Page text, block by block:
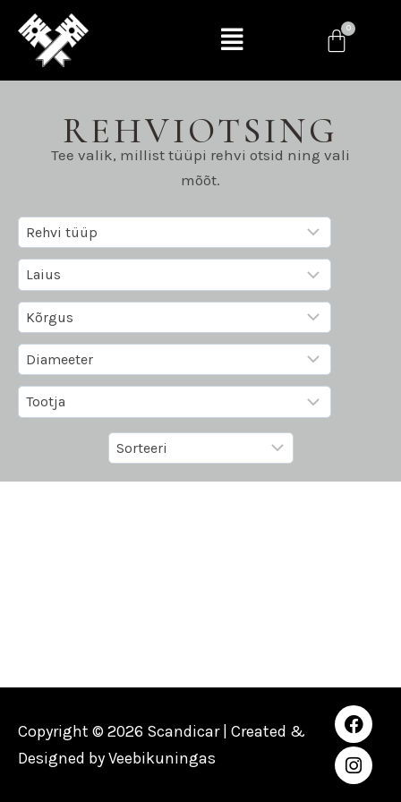
REHVIOTSING
Tee valik, millist tüüpi rehvi otsid ning vali
mõõt.
Copyright © 2026 Scandicar | Created &
Designed byVeebikuningas